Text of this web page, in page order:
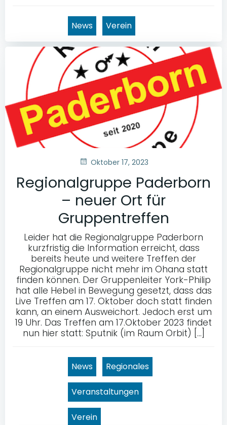
News Verein
Oktober 17, 2023
Regionalgruppe Paderborn
– neuer Ort für
Gruppentreffen
Leider hat die Regionalgruppe Paderborn
kurzfristig die Information erreicht, dass
bereits heute und weitere Treffen der
Regionalgruppe nicht mehr im Ohana statt
finden können. Der Gruppenleiter York-Philip
hat alle Hebel in Bewegung gesetzt, dass das
Live Treffen am 17. Oktober doch statt finden
kann, an einem Ausweichort. Jedoch erst um
19 Uhr. Das Treffen am 17.Oktober 2023 findet
nun hier statt: Sputnik (im Raum Orbit) […]
News Regionales
Veranstaltungen
Verein